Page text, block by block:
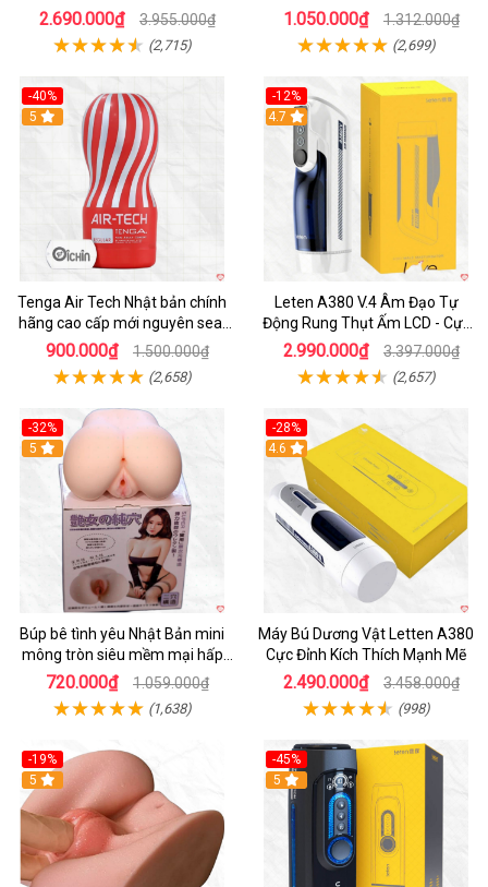
Thích
2.690.000₫ 3.955.000₫
(2,715)
nam
1.050.000₫ 1.312.000₫
(2,699)
-40%
Hot
5
Tenga Air Tech Nhật bản chính
hãng cao cấp mới nguyên seal
giá tốt
900.000₫ 1.500.000₫
(2,658)
-12%
Hot
4.7
Leten A380 V.4 Âm Đạo Tự
Động Rung Thụt Ấm LCD - Cực
Phê
2.990.000₫ 3.397.000₫
(2,657)
-32%
Hot
5
Búp bê tình yêu Nhật Bản mini
mông tròn siêu mềm mại hấp
dẫn
720.000₫ 1.059.000₫
(1,638)
-28%
Hot
4.6
Máy Bú Dương Vật Letten A380
Cực Đỉnh Kích Thích Mạnh Mẽ
2.490.000₫ 3.458.000₫
(998)
-19%
Hot
5
-45%
Hot
5